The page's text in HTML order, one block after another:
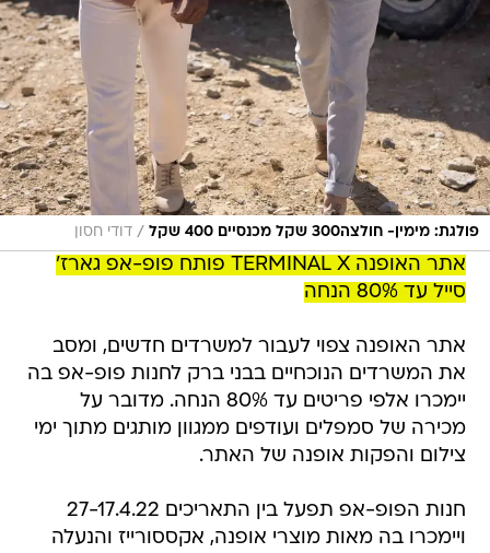
פולגת: מימין- חולצה300 שקל מכנסיים 400 שקל / דודי חסון
אתר האופנה TERMINAL X פותח פופ-אפ גארז'
סייל עד 80% הנחה
אתר האופנה צפוי לעבור למשרדים חדשים, ומסב
את המשרדים הנוכחיים בבני ברק לחנות פופ-אפ בה
יימכרו אלפי פריטים עד 80% הנחה. מדובר על
מכירה של סמפלים ועודפים ממגוון מותגים מתוך ימי
צילום והפקות אופנה של האתר.
חנות הפופ-אפ תפעל בין התאריכים 27-17.4.22
ויימכרו בה מאות מוצרי אופנה, אקססורייז והנעלה